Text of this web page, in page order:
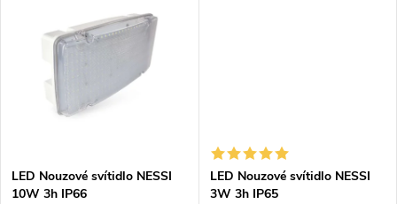
LED Nouzové svítidlo NESSI
10W 3h IP66
LED Nouzové svítidlo NESSI
3W 3h IP65